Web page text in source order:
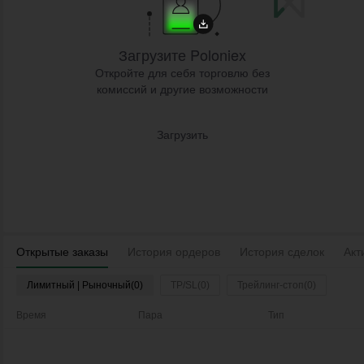
Открытые заказы История ордеров История сделок
Лимитный | Рыночный(0) TP/SL(0) Трейлинг-стоп(0)
Время Пара Тип
Загрузите Poloniex
Откройте для себя торговлю без
комиссий и другие возможности
Загрузить